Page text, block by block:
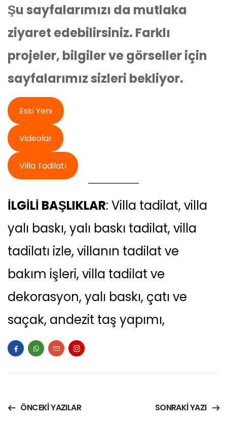
Şu sayfalarımızı da mutlaka
ziyaret edebilirsiniz. Farklı
projeler, bilgiler ve görseller için
sayfalarımız sizleri bekliyor.
Eski Yeni
Videolar
Villa Tadilatı
İLGİLİ BAŞLIKLAR: Villa tadilat, villa
yalı baskı, yalı baskı tadilat, villa
tadilatı izle, villanın tadilat ve
bakım işleri, villa tadilat ve
dekorasyon, yalı baskı, çatı ve
saçak, andezit taş yapımı,
ÖNCEKI YAZILAR SONRAKI YAZI